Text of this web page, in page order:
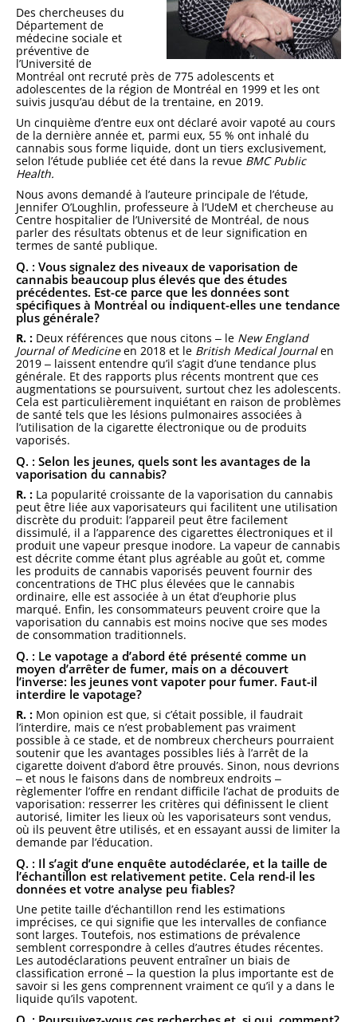
Des chercheuses du
Département de
médecine sociale et
préventive de
l’Université de
Montréal ont recruté près de 775 adolescents et
adolescentes de la région de Montréal en 1999 et les ont
suivis jusqu’au début de la trentaine, en 2019.
Un cinquième d’entre eux ont déclaré avoir vapoté au cours
de la dernière année et, parmi eux, 55 % ont inhalé du
cannabis sous forme liquide, dont un tiers exclusivement,
selon l’étude publiée cet été dans la revue BMC Public
Health.
Nous avons demandé à l’auteure principale de l’étude,
Jennifer O’Loughlin, professeure à l’UdeM et chercheuse au
Centre hospitalier de l’Université de Montréal, de nous
parler des résultats obtenus et de leur signification en
termes de santé publique.
Q. : Vous signalez des niveaux de vaporisation de
cannabis beaucoup plus élevés que des études
précédentes. Est-ce parce que les données sont
spécifiques à Montréal ou indiquent-elles une tendance
plus générale?
R. : Deux références que nous citons ‒ le New England
Journal ofMedicineen 2018 et le British Medical Journalen
2019 ‒ laissent entendre qu’il s’agit d’une tendance plus
générale. Et des rapports plus récents montrent que ces
augmentations se poursuivent, surtout chez les adolescents.
Cela est particulièrement inquiétant en raison de problèmes
de santé tels que les lésions pulmonaires associées à
l’utilisation de la cigarette électronique ou de produits
vaporisés.
Q. : Selon les jeunes, quels sont les avantages de la
vaporisation du cannabis?
R. : La popularité croissante de la vaporisation du cannabis
peut être liée aux vaporisateurs qui facilitent une utilisation
discrète du produit: l’appareil peut être facilement
dissimulé, il a l’apparence des cigarettes électroniques et il
produit une vapeur presque inodore. La vapeur de cannabis
est décrite comme étant plus agréable au goût et, comme
les produits de cannabis vaporisés peuvent fournir des
concentrations de THC plus élevées que le cannabis
ordinaire, elle est associée à un état d’euphorie plus
marqué. Enfin, les consommateurs peuvent croire que la
vaporisation du cannabis est moins nocive que ses modes
de consommation traditionnels.
Q. : Le vapotage a d’abord été présenté comme un
moyen d’arrêter de fumer, mais on a découvert
l’inverse: les jeunes vont vapoter pour fumer. Faut-il
interdire le vapotage?
R. : Mon opinion est que, si c’était possible, il faudrait
l’interdire, mais ce n’est probablement pas vraiment
possible à ce stade, et de nombreux chercheurs pourraient
soutenir que les avantages possibles liés à l’arrêt de la
cigarette doivent d’abord être prouvés. Sinon, nous devrions
‒ et nous le faisons dans de nombreux endroits ‒
règlementer l’offre en rendant difficile l’achat de produits de
vaporisation: resserrer les critères qui définissent le client
autorisé, limiter les lieux où les vaporisateurs sont vendus,
où ils peuvent être utilisés, et en essayant aussi de limiter la
demande par l’éducation.
Q. : Il s’agit d’une enquête autodéclarée, et la taille de
l’échantillon est relativement petite. Cela rend-il les
données et votre analyse peu fiables?
Une petite taille d’échantillon rend les estimations
imprécises, ce qui signifie que les intervalles de confiance
sont larges. Toutefois, nos estimations de prévalence
semblent correspondre à celles d’autres études récentes.
Les autodéclarations peuvent entraîner un biais de
classification erroné ‒ la question la plus importante est de
savoir si les gens comprennent vraiment ce qu’il y a dans le
liquide qu’ils vapotent.